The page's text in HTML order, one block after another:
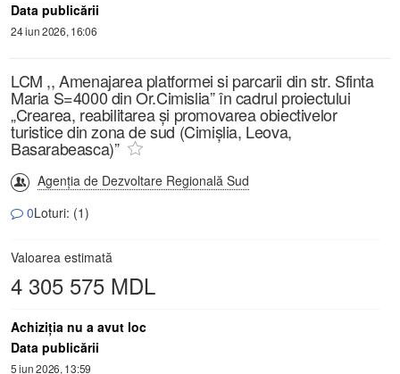
Data publicării
24 iun 2026, 16:06
LCM ,, Amenajarea platformei si parcarii din str. Sfinta
Maria S=4000 din Or.Cimislia” în cadrul proiectului
„Crearea, reabilitarea și promovarea obiectivelor
turistice din zona de sud (Cimișlia, Leova,
Basarabeasca)”
Agenția de Dezvoltare Regională Sud
0Loturi: (1)
Valoarea estimată
4 305 575 MDL
Achiziţia nu a avut loc
Data publicării
5 iun 2026, 13:59